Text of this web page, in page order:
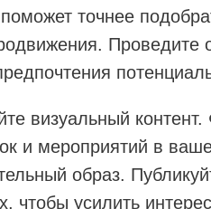
точнее
Проведите
визуальный
и мероприятий в
образ.
чтобы усилить